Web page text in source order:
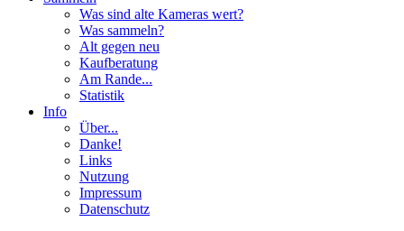
Was sind alte Kameras wert?
Was sammeln?
Alt gegen neu
Kaufberatung
Am Rande...
Statistik
Info
Über...
Danke!
Links
Nutzung
Impressum
Datenschutz